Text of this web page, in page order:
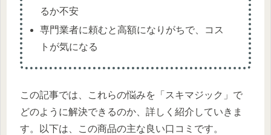
るか不安
専門業者に頼むと高額になりがちで、コス
トが気になる
この記事では、これらの悩みを「スキマジック」で
どのように解決できるのか、詳しく紹介していきま
す。以下は、この商品の主な良い口コミです。